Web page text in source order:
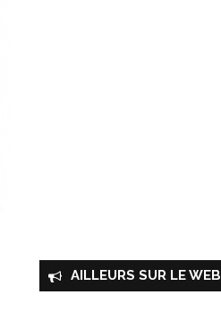
AILLEURS SUR LE WEB